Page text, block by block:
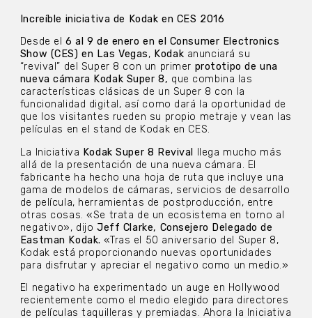
Increíble iniciativa de Kodak en CES 2016
Desde el 6 al 9 de enero en el Consumer Electronics
Show (CES) en Las Vegas, Kodak anunciará su
“revival” del Super 8 con un primer prototipo de una
nueva cámara Kodak Super 8, que combina las
características clásicas de un Super 8 con la
funcionalidad digital, así como dará la oportunidad de
que los visitantes rueden su propio metraje y vean las
películas en el stand de Kodak en CES.
La Iniciativa Kodak Super 8 Revival
llega mucho más
allá de la presentación de una nueva cámara. El
fabricante ha hecho una hoja de ruta que incluye una
gama de modelos de cámaras, servicios de desarrollo
de película, herramientas de postproducción, entre
otras cosas. «Se trata de un ecosistema en torno al
negativo», dijoJeff Clarke, Consejero Delegado de
Eastman Kodak. «Tras el 50 aniversario del Super 8,
Kodak está proporcionando nuevas oportunidades
para disfrutar y apreciar el negativo como un medio.»
El negativo ha experimentado un auge en Hollywood
recientemente como el medio elegido para directores
de películas taquilleras y premiadas. Ahora la Iniciativa